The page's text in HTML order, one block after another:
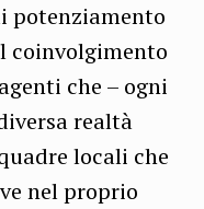
potenziamento
coinvolgimento
che – ogni
realtà
locali che
nel proprio